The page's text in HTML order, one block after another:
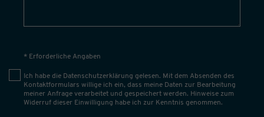
* Erforderliche Angaben
Ich habe die Datenschutzerklärung gelesen. Mit dem Absenden des
Kontaktformulars willige ich ein, dass meine Daten zur Bearbeitung
meiner Anfrage verarbeitet und gespeichert werden. Hinweise zum
Widerruf dieser Einwilligung habe ich zur Kenntnis genommen.